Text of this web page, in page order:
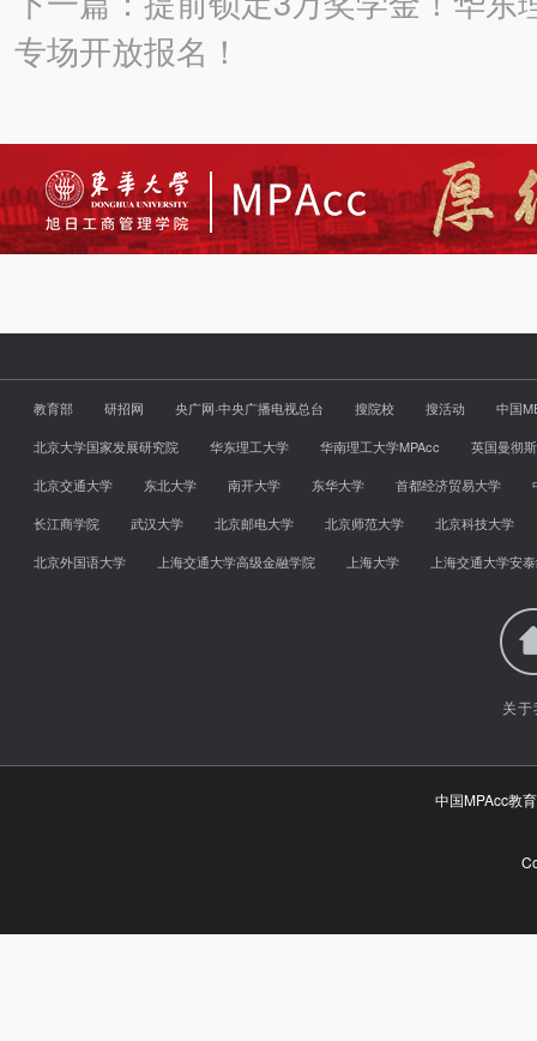
专场开放报名！
教育部 研招网 央广网·中央广播电视总台 搜院校 搜活动
中国
北京大学国家发展研究院
华东理工大学 华南理工大学MPAcc
英国曼彻
北京交通大学
东北大学 南开大学 东华大学 首都经济贸易大学
长江商学院
武汉大学 北京邮电大学 北京师范大学
北京科技大学
北京外国语大学
上海交通大学高级金融学院 上海大学 上海交通大学安
关
中国MPAcc